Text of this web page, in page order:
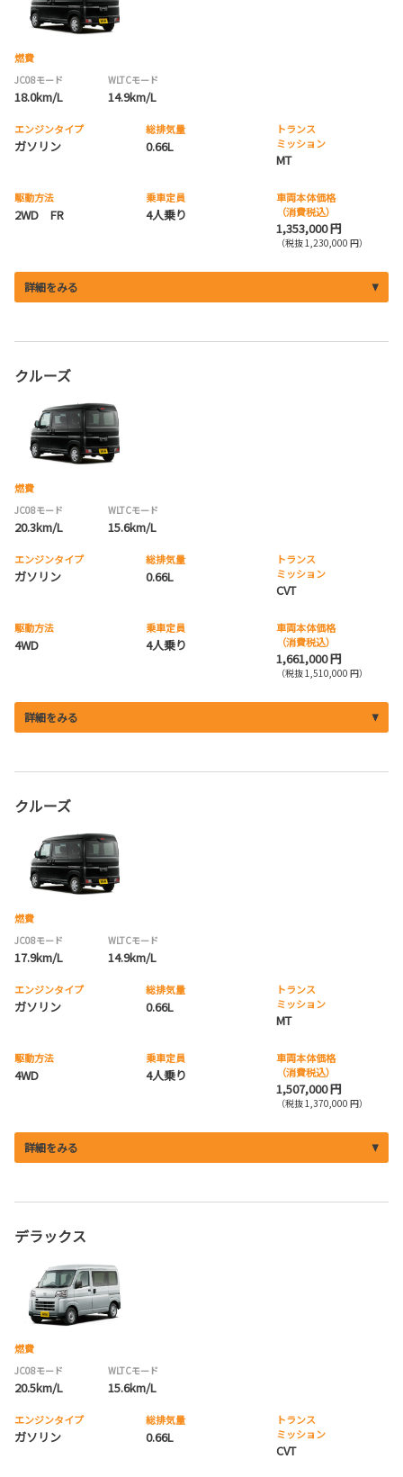
燃費
JC08モード
18.0km/L
WLTCモード
14.9km/L
エンジンタイプ
ガソリン
総排気量
0.66L
トランス
ミッション
MT
駆動方法
2WD FR
乗車定員
4人乗り
車両本体価格
（消費税込）
1,353,000 円
（税抜 1,230,000 円）
詳細をみる
クルーズ
燃費
JC08モード
20.3km/L
WLTCモード
15.6km/L
エンジンタイプ
ガソリン
総排気量
0.66L
トランス
ミッション
CVT
駆動方法
4WD
乗車定員
4人乗り
車両本体価格
（消費税込）
1,661,000 円
（税抜 1,510,000 円）
詳細をみる
クルーズ
燃費
JC08モード
17.9km/L
WLTCモード
14.9km/L
エンジンタイプ
ガソリン
総排気量
0.66L
トランス
ミッション
MT
駆動方法
4WD
乗車定員
4人乗り
車両本体価格
（消費税込）
1,507,000 円
（税抜 1,370,000 円）
詳細をみる
デラックス
燃費
JC08モード
20.5km/L
WLTCモード
15.6km/L
エンジンタイプ
ガソリン
総排気量
0.66L
トランス
ミッション
CVT